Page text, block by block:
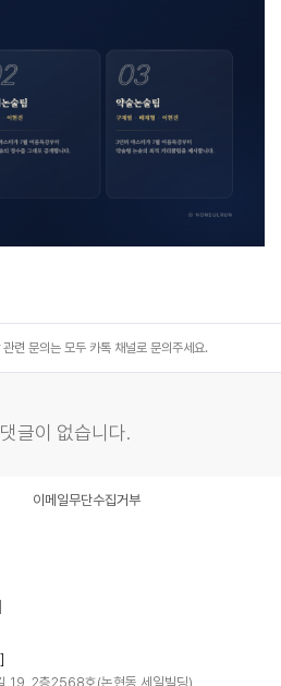
련 문의는 모두 카톡 채널로 문의주세요.
글이 없습니다.
이메일무단수집거부
19, 2층2568호(논현동,세일빌딩)